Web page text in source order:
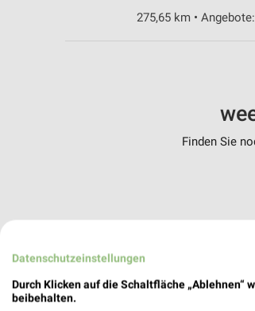
275,65 km •
Finden Sie
Datenschutzeinstellungen
Durch Klicken auf die Schaltfläche
beibehalten.